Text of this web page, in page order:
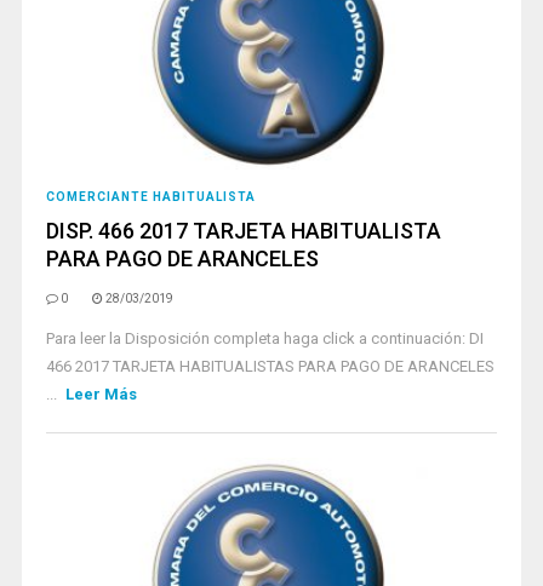
COMERCIANTE HABITUALISTA
DISP. 466 2017 TARJETA HABITUALISTA
PARA PAGO DE ARANCELES
0 28/03/2019
Para leer la Disposición completa haga click a continuación: DI
466 2017 TARJETA HABITUALISTAS PARA PAGO DE ARANCELES
Leer Más